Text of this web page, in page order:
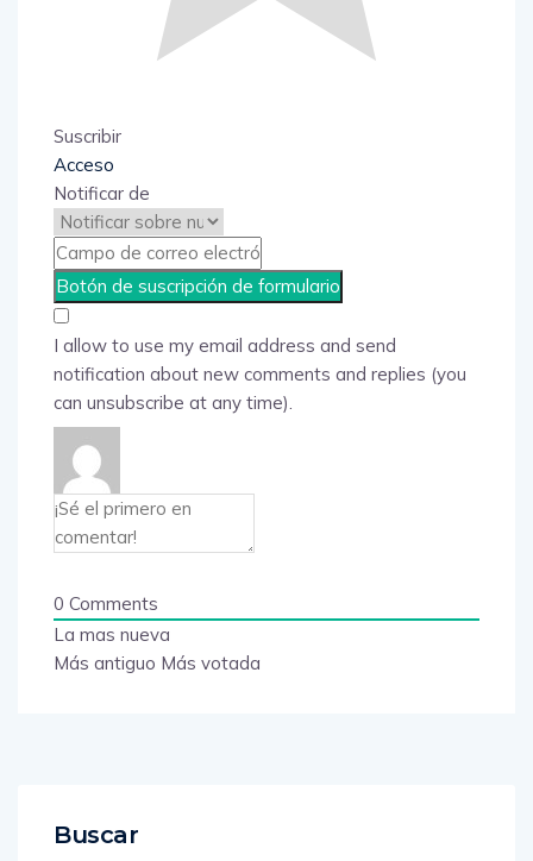
Suscribir
Acceso
Notificar de
I allow to use my email address and send
notification about new comments and replies (you
can unsubscribe at any time).
0 Comments
La mas nueva
Más antiguo Más votada
Buscar